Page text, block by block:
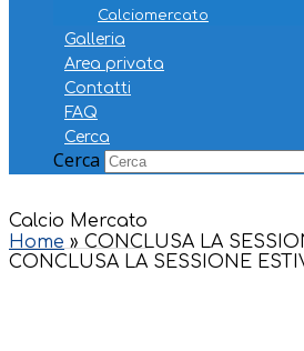
Calciomercato
Galleria
Area privata
Contatti
FAQ
Cerca
Cerca
Calcio Mercato
Home » CONCLUSA LA
CONCLUSA LA SESSIONE